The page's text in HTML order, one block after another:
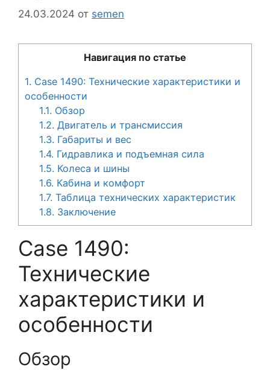
24.03.2024 от semen
Навигация по статье
1. Case 1490: Технические характеристики и
особенности
1.1. Обзор
1.2. Двигатель и трансмиссия
1.3. Габариты и вес
1.4. Гидравлика и подъемная сила
1.5. Колеса и шины
1.6. Кабина и комфорт
1.7. Таблица технических характеристик
1.8. Заключение
Case 1490:
Технические
характеристики и
особенности
Обзор